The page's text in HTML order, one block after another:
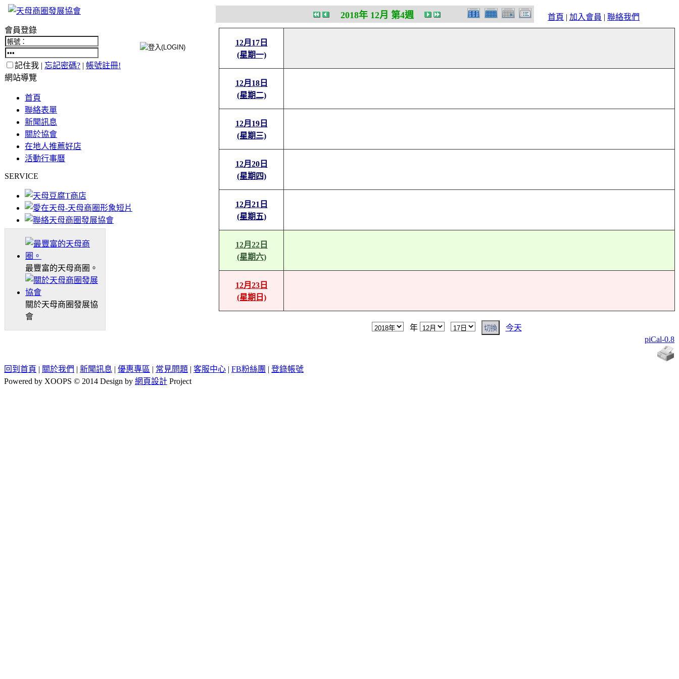
首頁 | 加入會員 | 聯絡我們
會員登錄
記住我 | 忘記密碼? | 帳號註冊!
網站導覽
首頁
聯絡表單
新聞訊息
關於協會
在地人推薦好店
活動行事曆
SERVICE
最豐富的天母商圈。
關於天母商圈發展協
會
2018年 12月 第4週
12月17日
(星期一)
12月18日
(星期二)
12月19日
(星期三)
12月20日
(星期四)
12月21日
(星期五)
12月22日
(星期六)
12月23日
(星期日)
年
今天
piCal-0.8
回到首頁 | 關於我們 | 新聞訊息 | 優惠專區 | 常見問題 | 客服中心 | FB粉絲團 | 登錄帳號
Powered by XOOPS © 2014 Design by 網頁設計 Project